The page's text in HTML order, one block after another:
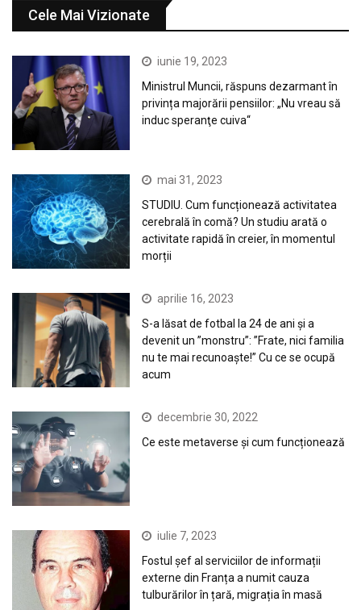
Cele Mai Vizionate
iunie 19, 2023
Ministrul Muncii, răspuns dezarmant în
privința majorării pensiilor: „Nu vreau să
induc speranţe cuiva“
mai 31, 2023
STUDIU. Cum funcționează activitatea
cerebrală în comă? Un studiu arată o
activitate rapidă în creier, în momentul
morții
aprilie 16, 2023
S-a lăsat de fotbal la 24 de ani și a
devenit un ”monstru”: ”Frate, nici familia
nu te mai recunoaște!” Cu ce se ocupă
acum
decembrie 30, 2022
Ce este metaverse și cum funcționează
iulie 7, 2023
Fostul șef al serviciilor de informații
externe din Franța a numit cauza
tulburărilor în țară, migrația în masă